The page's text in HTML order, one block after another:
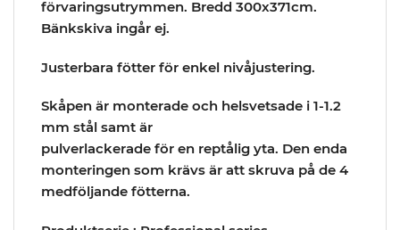
förvaringsutrymmen. Bredd 300x371cm.
Bänkskiva ingår ej.
Justerbara fötter för enkel nivåjustering.
Skåpen är monterade och helsvetsade i 1-1.2
mm stål samt är
pulverlackerade för en reptålig yta. Den enda
monteringen som krävs är att skruva på de 4
medföljande fötterna.